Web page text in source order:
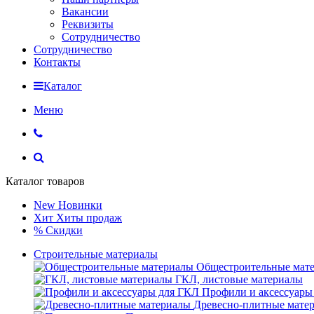
Вакансии
Реквизиты
Сотрудничество
Сотрудничество
Контакты
Каталог
Меню
Каталог товаров
New Новинки
Хит Хиты продаж
% Скидки
Строительные материалы
Общестроительные
ГКЛ, листовые материалы
Профили и
Древесно-плитные